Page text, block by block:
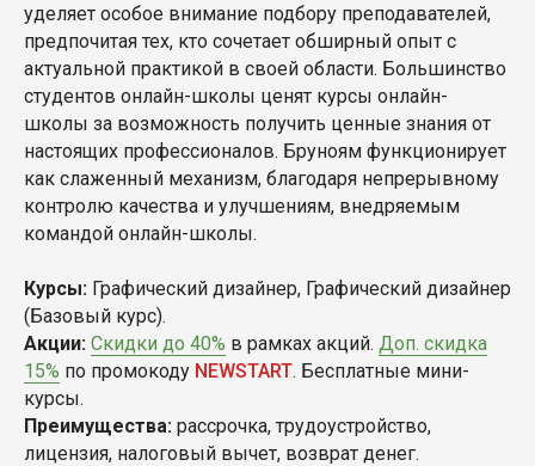
уделяет особое внимание подбору преподавателей,
предпочитая тех, кто сочетает обширный опыт с
актуальной практикой в своей области. Большинство
студентов онлайн-школы ценят курсы онлайн-
школы за возможность получить ценные знания от
настоящих профессионалов. Бруноям функционирует
как слаженный механизм, благодаря непрерывному
контролю качества и улучшениям, внедряемым
командой онлайн-школы.
Курсы: Графический дизайнер, Графический дизайнер
(Базовый курс).
Акции: Скидки до 40% в рамках акций. Доп. скидка
15% по промокоду NEWSTART. Бесплатные мини-
курсы.
Преимущества: рассрочка, трудоустройство,
лицензия, налоговый вычет, возврат денег.